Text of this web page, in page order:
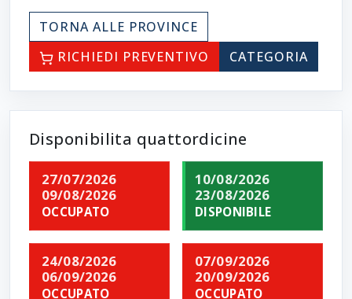
TORNA ALLE PROVINCE
RICHIEDI PREVENTIVO
CATEGORIA
Disponibilita quattordicine
27/07/2026
09/08/2026
OCCUPATO
10/08/2026
23/08/2026
DISPONIBILE
24/08/2026
06/09/2026
OCCUPATO
07/09/2026
20/09/2026
OCCUPATO